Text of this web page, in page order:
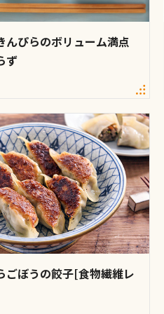
んぴらのボリューム満点
ず
ごぼうの餃子[食物繊維レ